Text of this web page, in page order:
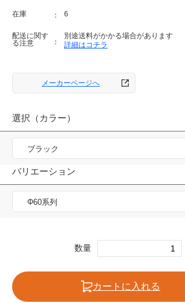
在庫 6
配送に関す
る注意
別途送料がかかる場合があります
詳細はコチラ
メーカーページへ
選択（カラー）
バリエーション
数量
カートに入れる